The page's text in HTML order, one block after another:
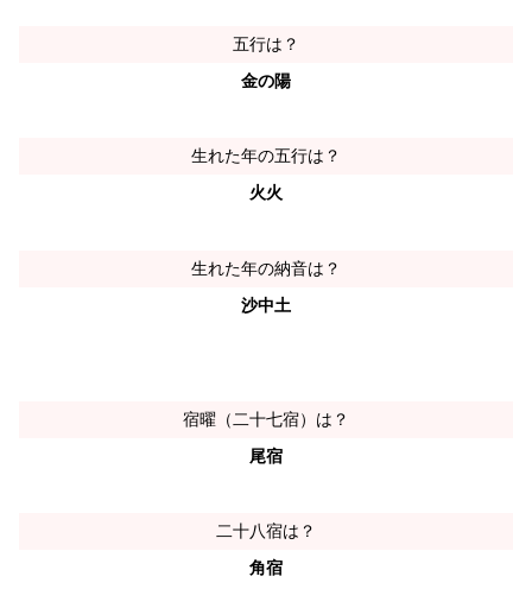
五行は？
金の陽
生れた年の五行は？
火火
生れた年の納音は？
沙中土
宿曜（二十七宿）は？
尾宿
二十八宿は？
角宿